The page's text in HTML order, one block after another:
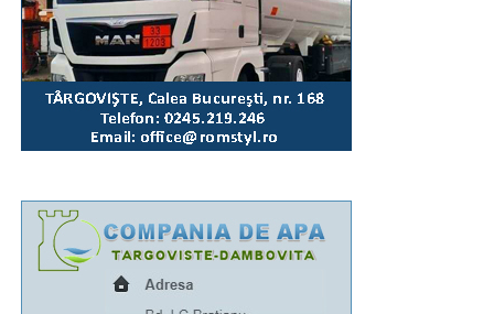
temporar afectați de necesarele restricții de circulație.
Astfel, luni, 10 august, între orele 16:00-20:30, traficul
rutier va fi închis total pe Bulevardul Libertății,
segmentul cuprins între complexul „Mondial” și Casa
de Cultură a Sindicatelor. Totodată, între orele 18:15-
19:45, traficul va fi oprit pe Calea Domnească (între
și Str. Stelea), Str. Stelea și Str. Revoluției. Nu vor
putea fi parcate autoturismele pe Bulevardul Libertății
(segmentul cuprins între complexul „Mondial” și Casa
Sindicatelor), începând cu ziua de luni, 10 august, ora
15:00, până marți, 11 august, ora 15:00, iar pe Strada